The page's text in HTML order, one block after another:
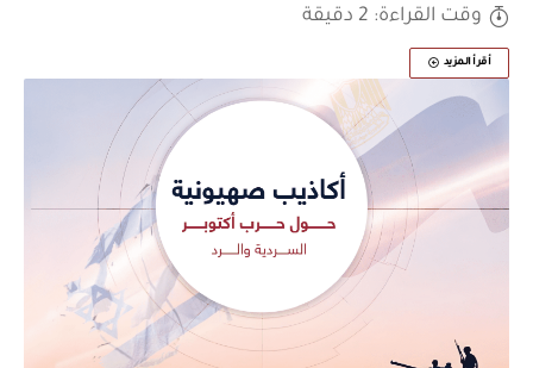
وقت القراءة: 2 دقيقة
أقرأ المزيد